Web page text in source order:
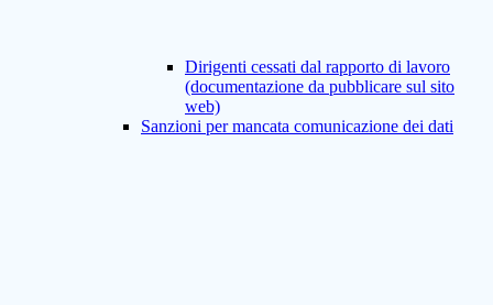
Dirigenti cessati dal rapporto di lavoro
(documentazione da pubblicare sul sito
web)
Sanzioni per mancata comunicazione dei dati